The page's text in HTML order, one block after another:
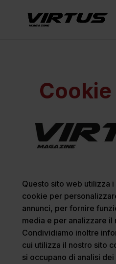
Questo sito web utilizza
cookie per
annunci, per fornire
media e per analizzare il
Condividiamo inoltre
cui utilizza il nostro sito
si occupano di analisi